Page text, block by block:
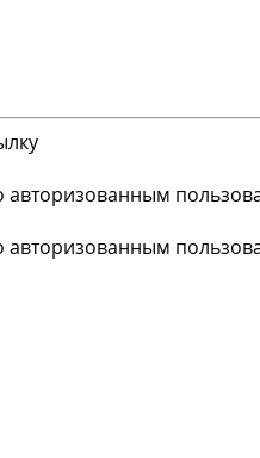
авторизованным
авторизованным